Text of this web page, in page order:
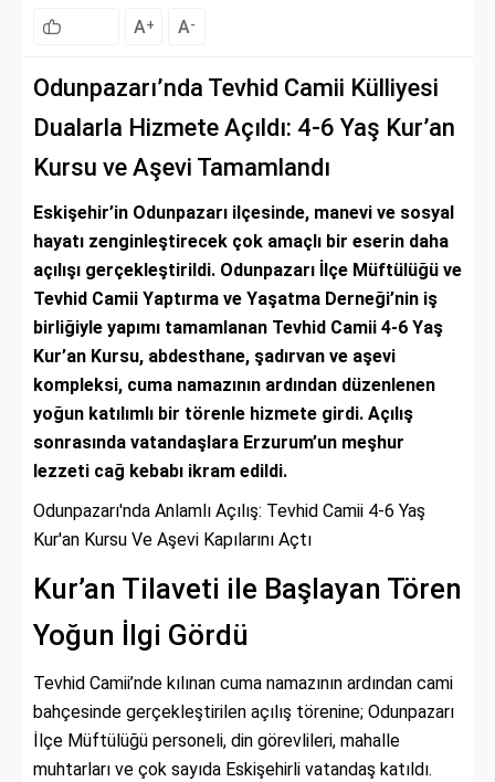
A+ A-
Odunpazarı’nda Tevhid Camii Külliyesi
Dualarla Hizmete Açıldı: 4-6 Yaş Kur’an
Kursu ve Aşevi Tamamlandı
Eskişehir’in Odunpazarı ilçesinde, manevi ve sosyal
hayatı zenginleştirecek çok amaçlı bir eserin daha
açılışı gerçekleştirildi. Odunpazarı İlçe Müftülüğü ve
Tevhid Camii Yaptırma ve Yaşatma Derneği’nin iş
birliğiyle yapımı tamamlanan Tevhid Camii 4-6 Yaş
Kur’an Kursu, abdesthane, şadırvan ve aşevi
kompleksi, cuma namazının ardından düzenlenen
yoğun katılımlı bir törenle hizmete girdi. Açılış
sonrasında vatandaşlara Erzurum’un meşhur
lezzeti cağ kebabı ikram edildi.
Odunpazarı'nda Anlamlı Açılış: Tevhid Camii 4-6 Yaş
Kur'an Kursu Ve Aşevi Kapılarını Açtı
Kur’an Tilaveti ile Başlayan Tören
Yoğun İlgi Gördü
Tevhid Camii’nde kılınan cuma namazının ardından cami
bahçesinde gerçekleştirilen açılış törenine; Odunpazarı
İlçe Müftülüğü personeli, din görevlileri, mahalle
muhtarları ve çok sayıda Eskişehirli vatandaş katıldı.